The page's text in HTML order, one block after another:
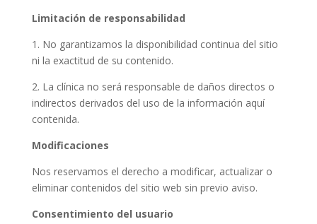
Limitación de responsabilidad
1. No garantizamos la disponibilidad continua del sitio
ni la exactitud de su contenido.
2. La clínica no será responsable de daños directos o
indirectos derivados del uso de la información aquí
contenida.
Modificaciones
Nos reservamos el derecho a modificar, actualizar o
eliminar contenidos del sitio web sin previo aviso.
Consentimiento del usuario